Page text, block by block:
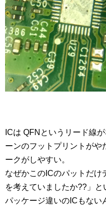
ICは QFNというリード線
ーンのフットプリントがや
ークがしやすい。
なぜかこのICのパットだけ
を考えていましたか??」と
パッケージ違いのICもない